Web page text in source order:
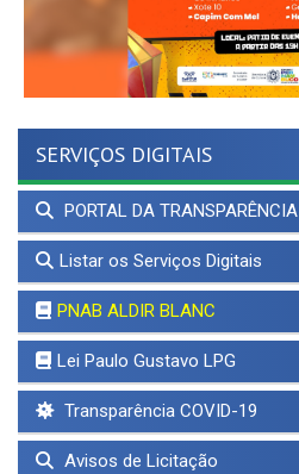
SERVIÇOS DIGITAIS
PORTAL DA TRANSPARÊNCIA
Listar os Serviços Digitais
PNAB ALDIR BLANC
Lei Paulo Gustavo LPG
Transparência COVID-19
Avisos de Licitação